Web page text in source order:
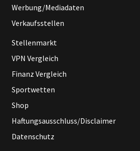
Werbung/Mediadaten
Verkaufsstellen
Stellenmarkt
VPN Vergleich
Finanz Vergleich
Sportwetten
Shop
Haftungsausschluss/Disclaimer
Datenschutz